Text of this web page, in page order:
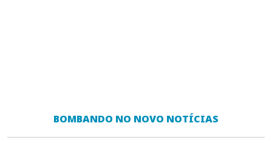
BOMBANDO NO NOVO NOTÍCIAS